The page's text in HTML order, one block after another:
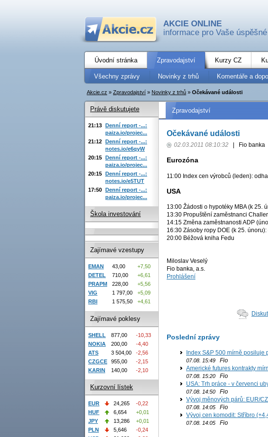
AKCIE ONLINE
informace pro Vaše
Úvodní stránka Zpravodajství Kurzy CZ
Všechny zprávy Novinky z trhů Komentáře a
Akcie.cz » Zpravodajství » Novinky z trhů » Očekávané události
Zpravodajství
Očekávané události
02.03.2011 08:10:32 Fio banka
Eurozóna
11:00 Index cen výrobců (leden):
USA
13:00 Žádosti o hypotéky MBA (k 25.
13:30 Propuštění zaměstnanci
14:15 Změna zaměstnanosti ADP
16:30 Zásoby ropy DOE (k 25.
20:00 Béžová kniha Fedu
Miloslav Veselý
Fio banka, a.s.
Prohlášení
Poslední zprávy
Index S&P 500 mírně posiluje
07.08. 15:49 Fio
Americké futures kontrakty
07.08. 15:20 Fio
USA: Trh práce - v červenci
07.08. 14:50 Fio
Vývoj měnových párů: EUR/
07.08. 14:05 Fio
Vývoj cen komodit: Stříbro
07.08. 14:05 Fio
Právě diskutujete
21:13 Denní report -...:
paiza.io/projec...
21:12 Denní report -...:
notes.io/e6qyW
20:15 Denní report -...:
paiza.io/projec...
20:15 Denní report -...:
notes.io/e5TUT
17:50 Denní report -...:
paiza.io/projec...
Škola investování
Zajímavé vzestupy
EMAN 43,00
+7,50
DETEL
710,00
+6,61
PRAPM
228,00
+5,56
VIG
1 797,00
+5,09
RBI
1 575,50 +4,61
Zajímavé poklesy
SHELL 877,00
-10,33
NOKIA
200,00
-4,40
ATS
3 504,00
-2,56
CZGCE
955,00
-2,15
KARIN
140,00 -2,10
Kurzovní lístek
EUR 24,265
-0,22
HUF
6,654
+0,01
JPY
13,286
+0,01
PLN
5,646
-0,24